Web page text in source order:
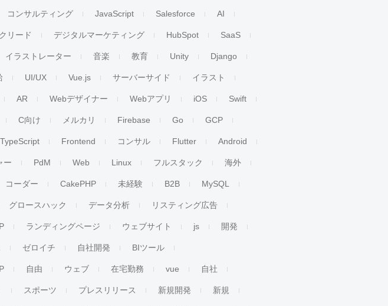
コンサルティング JavaScript Salesforce AI
リード デジタルマーケティング HubSpot SaaS
イラストレーター 音楽 教育 Unity Django
UI/UX Vue.js サーバーサイド イラスト
AR Webデザイナー Webアプリ iOS Swift
C向け メルカリ Firebase Go GCP
TypeScript Frontend コンサル Flutter Android
ー PdM Web Linux フルスタック 海外
コーダー CakePHP 未経験 B2B MySQL
グロースハック データ分析 リスティング広告
ランディングページ ウェブサイト js 開発
ゼロイチ 自社開発 BIツール
自由 ウェブ 在宅勤務 vue 自社
スポーツ プレスリリース 新規開発 新規